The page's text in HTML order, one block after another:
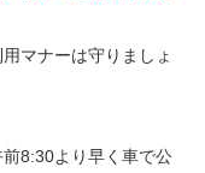
マナーは守りましょ
8:30より早く車で公